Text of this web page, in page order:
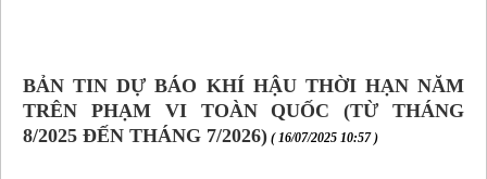
BẢN TIN DỰ BÁO KHÍ HẬU THỜI HẠN NĂM
TRÊN PHẠM VI TOÀN QUỐC (TỪ THÁNG
8/2025 ĐẾN THÁNG 7/2026) ( 16/07/2025 10:57 )